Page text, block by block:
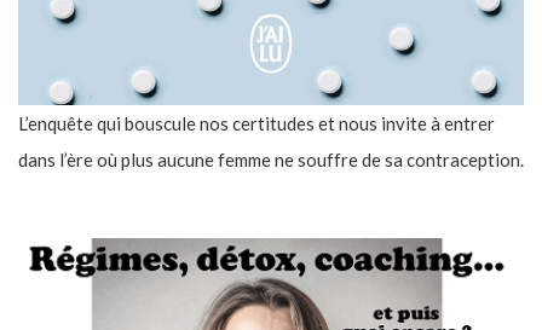
L’enquête qui bouscule nos certitudes et nous invite à entrer
dans l’ère où plus aucune femme ne souffre de sa contraception.